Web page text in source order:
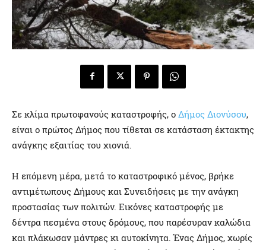
Σε κλίμα πρωτοφανούς καταστροφής, ο Δήμος Διονύσου,
είναι ο πρώτος Δήμος που τίθεται σε κατάσταση έκτακτης
ανάγκης εξαιτίας του χιονιά.
Η επόμενη μέρα, μετά το καταστροφικό μένος, βρήκε
αντιμέτωπους Δήμους και Συνειδήσεις με την ανάγκη
προστασίας των πολιτών. Εικόνες καταστροφής με
δέντρα πεσμένα στους δρόμους, που παρέσυραν καλώδια
και πλάκωσαν μάντρες κι αυτοκίνητα. Ένας Δήμος, χωρίς